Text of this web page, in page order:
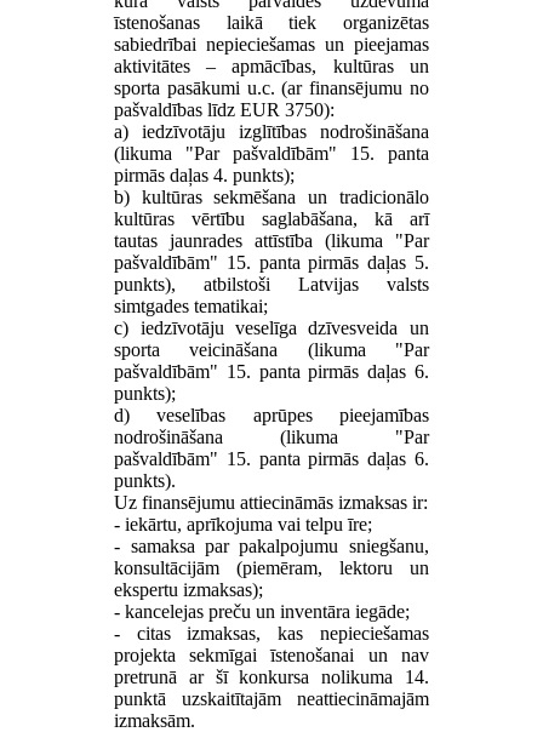
īstenošanas laikā tiek organizētas
sabiedrībai nepieciešamas un pieejamas
aktivitātes – apmācības, kultūras un
sporta pasākumi u.c. (ar finansējumu no
pašvaldības līdz EUR 3750):
a) iedzīvotāju izglītības nodrošināšana
(likuma "Par pašvaldībām" 15. panta
pirmās daļas 4. punkts);
b) kultūras sekmēšana un tradicionālo
kultūras vērtību saglabāšana, kā arī
tautas jaunrades attīstība (likuma "Par
pašvaldībām" 15. panta pirmās daļas 5.
punkts), atbilstoši Latvijas valsts
simtgades tematikai;
c) iedzīvotāju veselīga dzīvesveida un
sporta veicināšana (likuma "Par
pašvaldībām" 15. panta pirmās daļas 6.
punkts);
d) veselības aprūpes pieejamības
nodrošināšana (likuma "Par
pašvaldībām" 15. panta pirmās daļas 6.
punkts).
Uz finansējumu attiecināmās izmaksas ir:
- iekārtu, aprīkojuma vai telpu īre;
- samaksa par pakalpojumu sniegšanu,
konsultācijām (piemēram, lektoru un
ekspertu izmaksas);
- kancelejas preču un inventāra iegāde;
- citas izmaksas, kas nepieciešamas
projekta sekmīgai īstenošanai un nav
pretrunā ar šī konkursa nolikuma 14.
punktā uzskaitītajām neattiecināmajām
izmaksām.